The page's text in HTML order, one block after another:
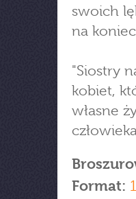
swoich
na
"Siostry
kobiet,
własne
Format: